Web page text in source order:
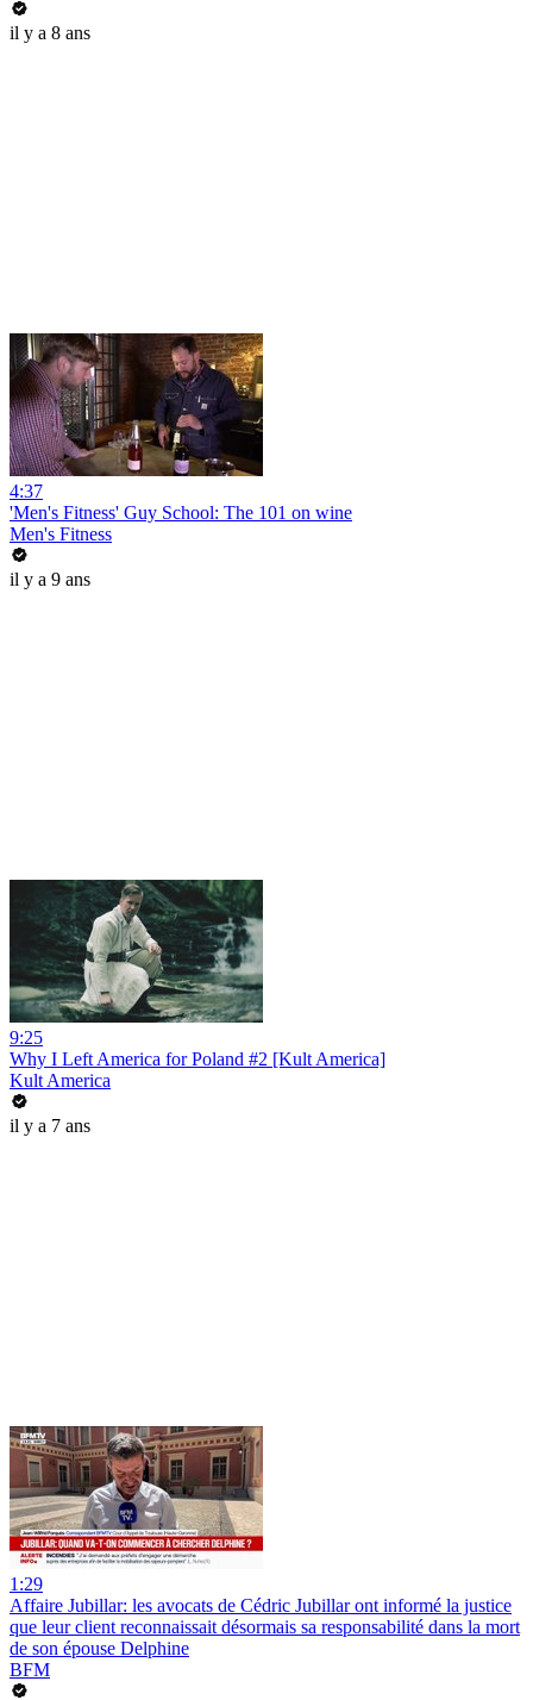
il y a 8 ans
4:37
'Men's Fitness' Guy School: The 101 on wine
Men's Fitness
il y a 9 ans
9:25
Why I Left America for Poland #2 [Kult America]
Kult America
il y a 7 ans
1:29
Affaire Jubillar: les avocats de Cédric Jubillar ont informé la justice
que leur client reconnaissait désormais sa responsabilité dans la mort
de son épouse Delphine
BFM